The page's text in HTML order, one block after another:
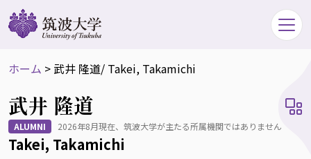
ホーム > 武井 隆道/ Takei, Takamichi
武井 隆道
ALUMNI 2026年8月現在、筑波大学が主たる所属機関ではありません
Takei, Takamichi